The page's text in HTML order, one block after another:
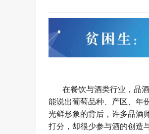
在餐饮与酒类行业，品
能说出葡萄品种、产区、年
光鲜形象的背后，许多品酒
打分，却很少参与酒的创造